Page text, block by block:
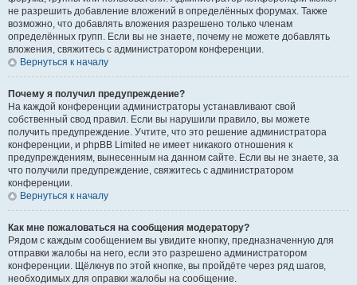
не разрешить добавление вложений в определённых форумах. Также
возможно, что добавлять вложения разрешено только членам
определённых групп. Если вы не знаете, почему не можете добавлять
вложения, свяжитесь с администратором конференции.
Вернуться к началу
Почему я получил предупреждение?
На каждой конференции администраторы устанавливают свой
собственный свод правил. Если вы нарушили правило, вы можете
получить предупреждение. Учтите, что это решение администратора
конференции, и phpBB Limited не имеет никакого отношения к
предупреждениям, вынесенным на данном сайте. Если вы не знаете, за
что получили предупреждение, свяжитесь с администратором
конференции.
Вернуться к началу
Как мне пожаловаться на сообщения модератору?
Рядом с каждым сообщением вы увидите кнопку, предназначенную для
отправки жалобы на него, если это разрешено администратором
конференции. Щёлкнув по этой кнопке, вы пройдёте через ряд шагов,
необходимых для оправки жалобы на сообщение.